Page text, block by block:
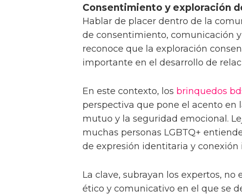
Consentimiento y exploración
Hablar de placer dentro de la
de consentimiento, comunicación
reconoce que la exploración
importante en el desarrollo de
En este contexto, los brinquedos
perspectiva que pone el acento en
mutuo y la seguridad emocional.
muchas personas LGBTQ+
de expresión identitaria y conexión
La clave, subrayan los expertos,
ético y comunicativo en el que se